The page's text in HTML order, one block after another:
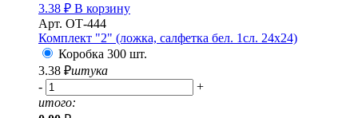
3.38 ₽ В корзину
Арт. ОТ-444
Комплект "2" (ложка, салфетка бел. 1сл. 24х24)
Коробка 300 шт.
3.38 ₽штука
-
+
итого: